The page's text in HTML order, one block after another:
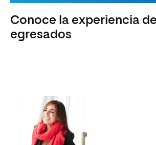
Conoce la experiencia
egresados